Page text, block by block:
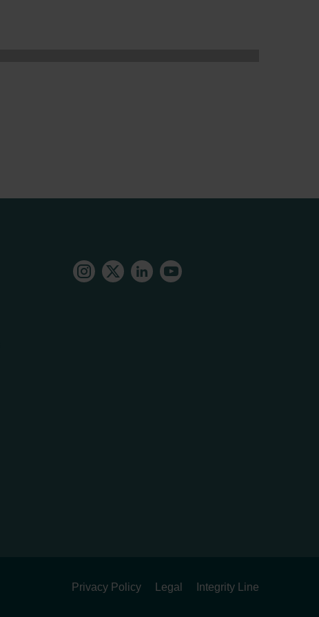
Privacy Policy Legal Integrity Line